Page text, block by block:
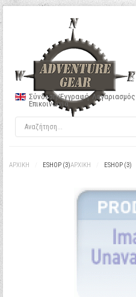
Σύνδεση/Εγγραφή Λογαριασμός
Επικοινωνία
ΑΡΧΙΚΉ ESHOP (3)ΑΡΧΙΚΉ ESHOP (3)
ΣΥΝΔΕΣΗ
Κωδικός
Να με θυμάσαι